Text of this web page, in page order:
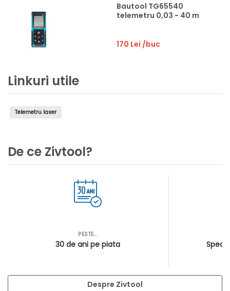
Bautool TG65540
telemetru 0,03 - 40 m
170 Lei /buc
Linkuri utile
Telemetru laser
De ce Zivtool?
PESTE...
30 de ani pe piata
Despre Zivtool